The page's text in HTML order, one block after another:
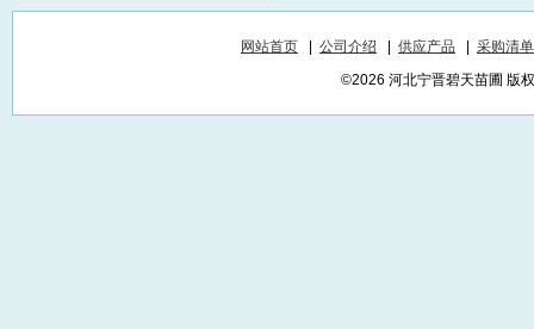
网站首页 公司介绍 供应产品
采购清单
©2026 河北宁晋碧天苗圃 版